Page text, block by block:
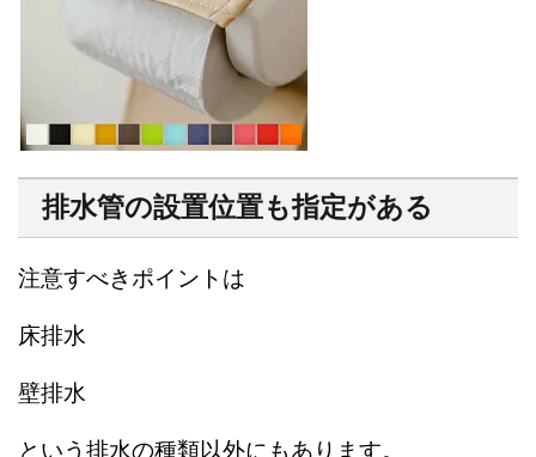
排水管の設置位置も指定がある
注意すべきポイントは
床排水
壁排水
という排水の種類以外にもあります。